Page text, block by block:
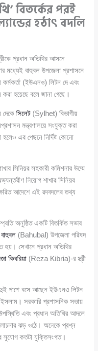
বিতর্কের পরই
হঠাৎ বদলি
প্রধান অতিথির আসনে
মধ্যেই বাহুবল উপজেলা প্রশাসনে
(ইউএনও) লিটন দে এবং
হয়েছে বলে জানা গেছে।
দেকেসিলেট (Sylhet) বিভাগীয়
মন্ত্রণালয়ে সংযুক্ত করা
এর পেছনে নির্দিষ্ট কোনো
সিনিয়র সহকারী কমিশনার উম্মে
নিয়োগ শাখার সিনিয়র
আদেশে এই রদবদলের তথ্য
অনুষ্ঠিত একটি বিতর্কিত সভার
বাহুবল (Bahubal) উপজেলা পরিষদ
হয়। সেখানে প্রধান অতিথির
কিবরিয়া (Reza Kibria)-র স্ত্রী
দুই পাশে বসে আছেন ইউএনও লিটন
সরকারি প্রশাসনিক সভায়
এবং প্রধান অতিথির আদলে
ঝড় ওঠে। অনেকে প্রশ্ন
সুযোগ কতটা যুক্তিসংগত।